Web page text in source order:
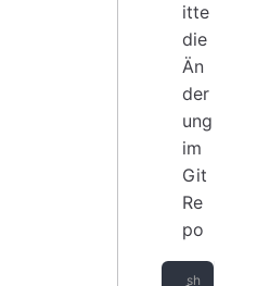
itte
die
Än
der
ung
im
Git
Re
po